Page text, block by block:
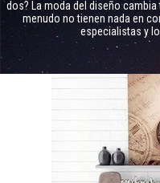
dos? La moda del diseño
menudo no tienen nada en
especialistas y